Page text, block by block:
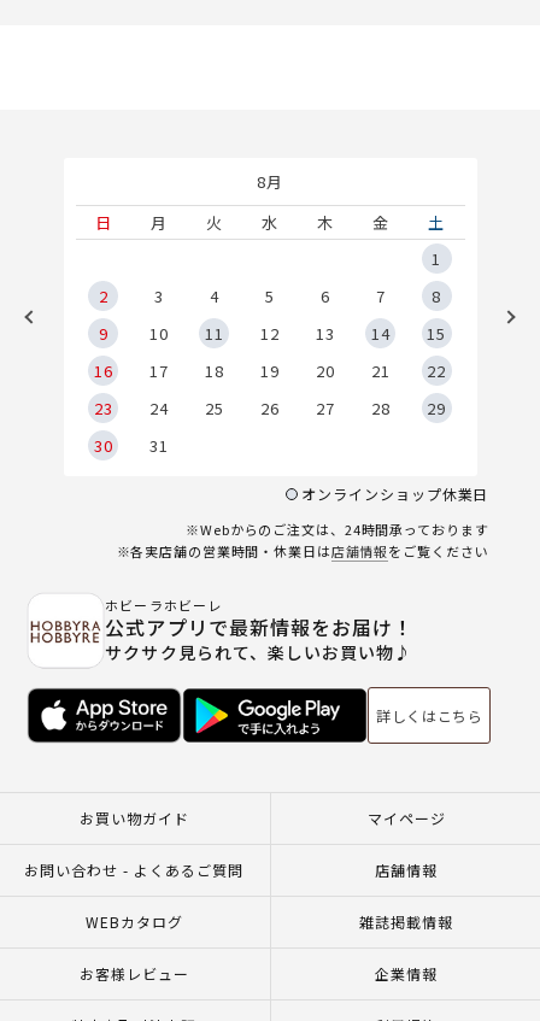
8月
日
月 火 水 木 金
土
1
2
3 4 5 6 7
8
9
10 11 12 13 14
15
16
17 18 19 20 21
22
23
24 25 26 27 28
29
30
31
オンラインショップ休業日
※Webからのご注文は、24時間承っております
※各実店舗の営業時間・休業日は店舗情報をご覧ください
ホビーラホビーレ
公式アプリで最新情報をお届け！
サクサク見られて、楽しいお買い物♪
詳しくはこちら
お買い物ガイド マイページ
お問い合わせ - よくあるご質問 店舗情報
WEBカタログ 雑誌掲載情報
お客様レビュー 企業情報